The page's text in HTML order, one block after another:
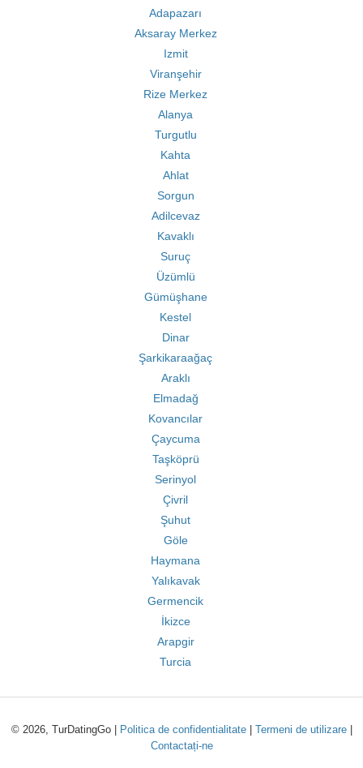
Adapazarı
Aksaray Merkez
Izmit
Viranşehir
Rize Merkez
Alanya
Turgutlu
Kahta
Ahlat
Sorgun
Adilcevaz
Kavaklı
Suruç
Üzümlü
Gümüşhane
Kestel
Dinar
Şarkikaraağaç
Araklı
Elmadağ
Kovancılar
Çaycuma
Taşköprü
Serinyol
Çivril
Şuhut
Göle
Haymana
Yalıkavak
Germencik
İkizce
Arapgir
Turcia
© 2026, TurDatingGo | Politica de confidentialitate| Termeni de utilizare|
Contactați-ne